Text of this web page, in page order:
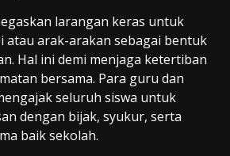
larangan keras untuk
atau arak-arakan sebagai bentuk
Hal ini demi menjaga ketertiban
bersama. Para guru dan
seluruh siswa untuk
dengan bijak, syukur, serta
baik sekolah.